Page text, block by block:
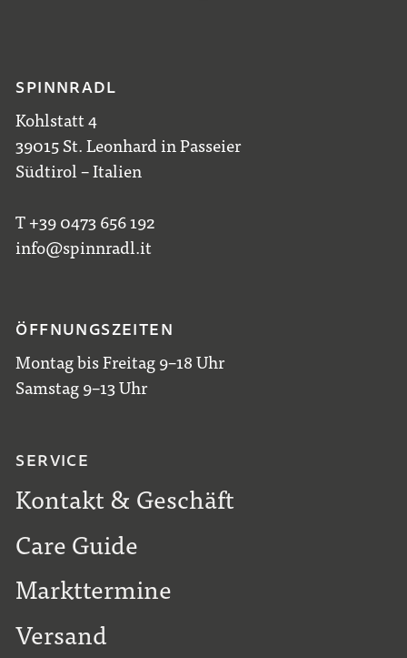
SPINNRADL
Kohlstatt 4
39015 St. Leonhard in Passeier
Südtirol – Italien
T +39 0473 656 192
info@spinnradl.it
ÖFFNUNGSZEITEN
Montag bis Freitag 9–18 Uhr
Samstag 9–13 Uhr
SERVICE
Kontakt & Geschäft
Care Guide
Markttermine
Versand